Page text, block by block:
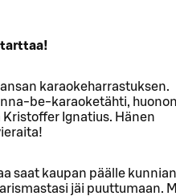
karaokeharrastuksen.
be-karaoketähti, huonon
Ignatius. Hänen
saat kaupan päälle kunnian
jäi puuttumaan.